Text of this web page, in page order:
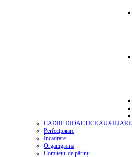
CADRE DIDACTICE AUXILIARE
Perfecționare
Încadrare
Organigrama
Comitetul de părinți